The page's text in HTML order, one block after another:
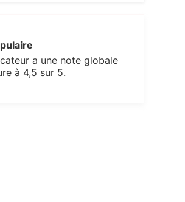
a une note globale
à 4,5 sur 5.